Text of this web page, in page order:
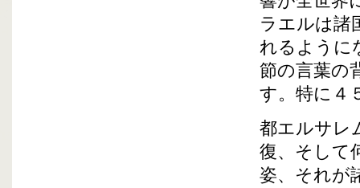
ラエルは諸
れるように
節の言葉の
す。特に４
都エルサレ
復、そして
姿、それが